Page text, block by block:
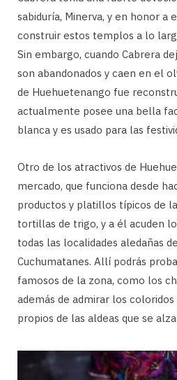
sabiduría, Minerva, y en honor a
construir estos templos a lo
Sin embargo, cuando Cabrera
son abandonados y caen en el
de Huehuetenango fue
actualmente posee una bella
blanca y es usado para las
Otro de los atractivos de
mercado, que funciona desde
productos y platillos típicos de
tortillas de trigo, y a él acuden
todas las localidades aledañas
Cuchumatanes. Allí podrás
famosos de la zona, como los
además de admirar los
propios de las aldeas que se